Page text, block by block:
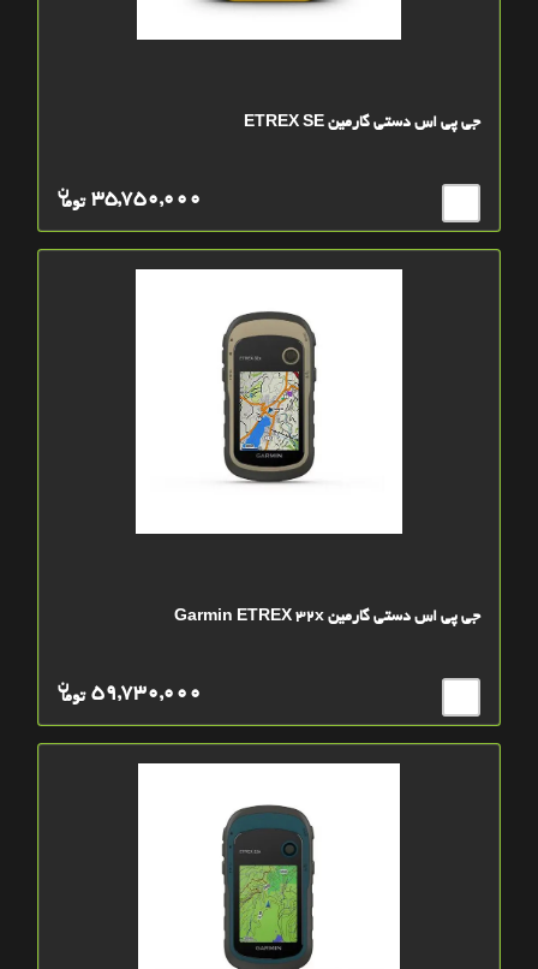
جی پی اس دستی گارمین ETREX SE
توما
ن 35,750,000
جی پی اس دستی گارمین Garmin ETREX 32x
توما
ن 59,730,000